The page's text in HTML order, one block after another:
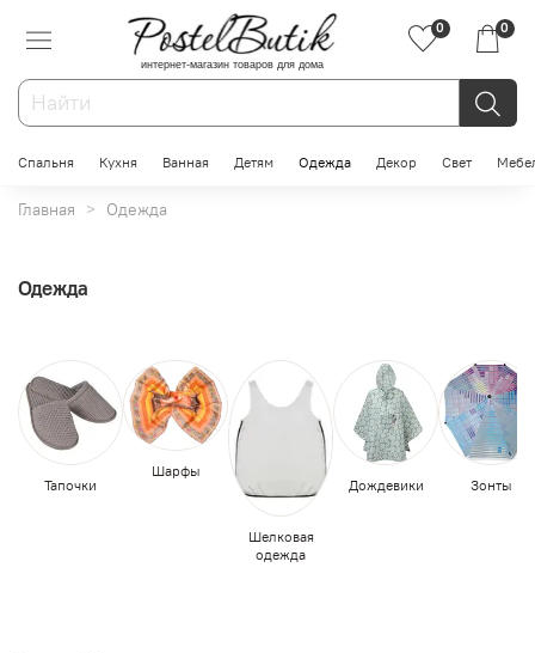
интернет-магазин товаров для дома
0 0
Спальня Кухня Ванная Детям Одежда Декор Свет
Главная Одежда
Одежда
Тапочки
Шарфы
Шелковая
одежда
Дождевики Зонты